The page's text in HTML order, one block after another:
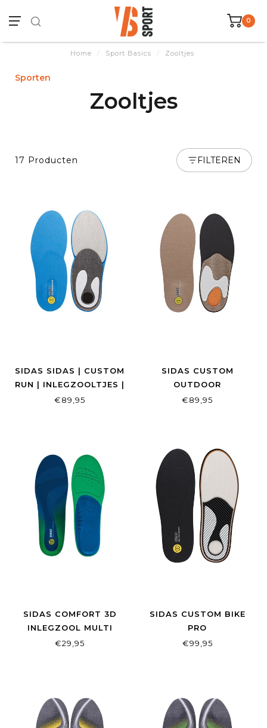
0
Home / Sport Basics / Zooltjes
Sporten
Zooltjes
17 Producten FILTEREN
SIDAS SIDAS | CUSTOM
RUN | INLEGZOOLTJES |
OP MAAT
€89,95
SIDAS CUSTOM
OUTDOOR
€89,95
SIDAS COMFORT 3D
INLEGZOOL MULTI
€29,95
SIDAS CUSTOM BIKE
PRO
€99,95